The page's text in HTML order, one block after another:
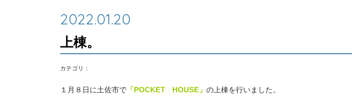
2022.01.20
上棟。
カテゴリ：
１月８日に土佐市で 「POCKET HOUSE」 の上棟を行いました。